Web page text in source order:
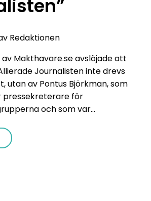
Redaktionen
av Makthavare.se avslöjade att
Journalisten inte drevs
utan av Pontus Björkman, som
pressekreterare för
och som var...